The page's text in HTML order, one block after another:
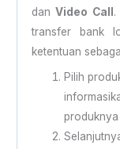
danVideo Call .
transfer bank
ketentuan
Pilih
produknya